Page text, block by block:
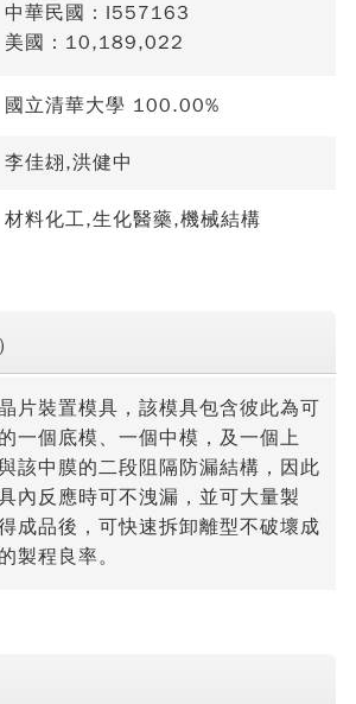
中華民國：I557163
美國：10,189,022
國立清華大學 100.00%
李佳翃,洪健中
材料化工,生化醫藥,機械結構
片裝置模具，該模具包含彼此為可
一個底模、一個中模，及一個上
該中膜的二段阻隔防漏結構，因此
內反應時可不洩漏，並可大量製
成品後，可快速拆卸離型不破壞成
製程良率。